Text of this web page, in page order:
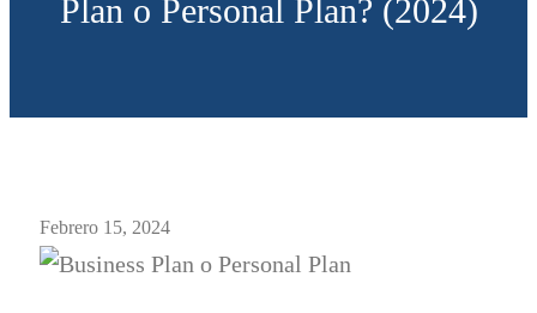
Plan o Personal Plan? (2024)
Febrero 15, 2024